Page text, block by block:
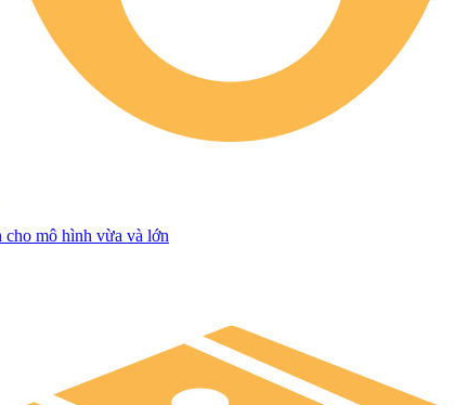
cho mô hình vừa và lớn